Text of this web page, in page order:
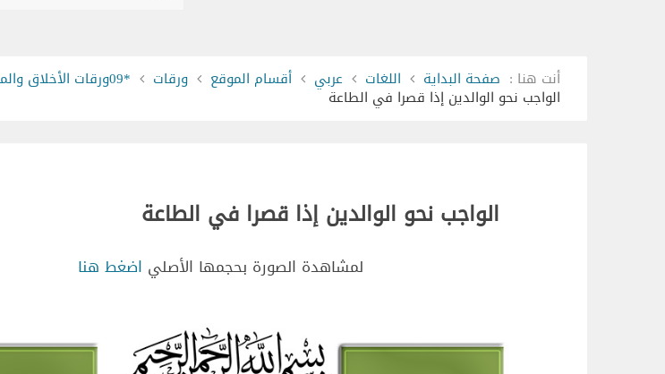
أنت هنا : صفحة البداية اللغات عربي أقسام الموقع ورقات *09ورقات الأخلاق والمعاملات*
الواجب نحو الوالدين إذا قصرا في الطاعة
الواجب نحو الوالدين إذا قصرا في الطاعة
لمشاهدة الصورة بحجمها الأصلي اضغط هنا